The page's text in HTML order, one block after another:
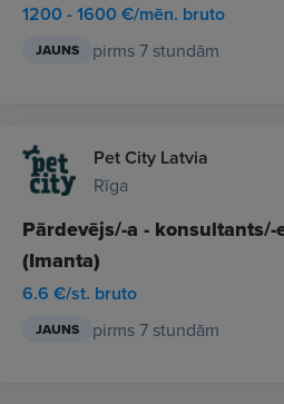
1200 - 1600 €/mēn. bruto
JAUNS pirms 7 stundām
Pet City Latvia
Rīga
Pārdevējs/-a -
(Imanta)
6.6 €/st. bruto
JAUNS pirms 7 stundām